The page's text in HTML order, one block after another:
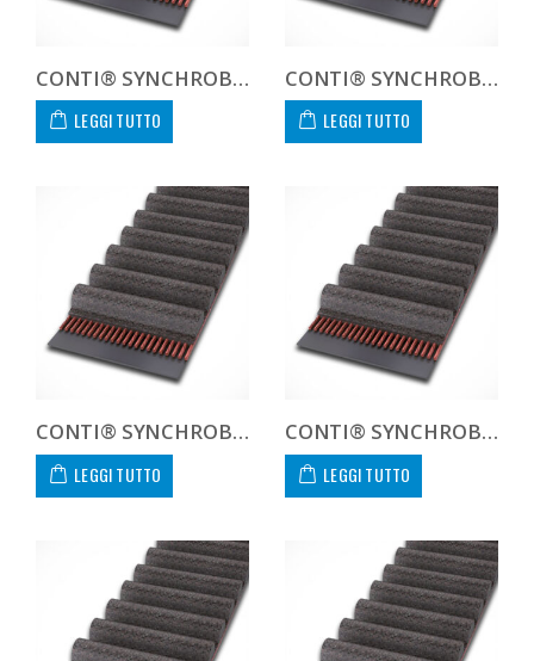
CONTI® SYNCHROBELT HTD8104030
LEGGI TUTTO
CONTI® SYNCHROBELT HTD8104050
LEGGI TUTTO
CONTI® SYNCHROBELT HTD8104085
LEGGI TUTTO
CONTI® SYNCHROBELT HTD81056-400 CUSTOM
LEGGI TUTTO